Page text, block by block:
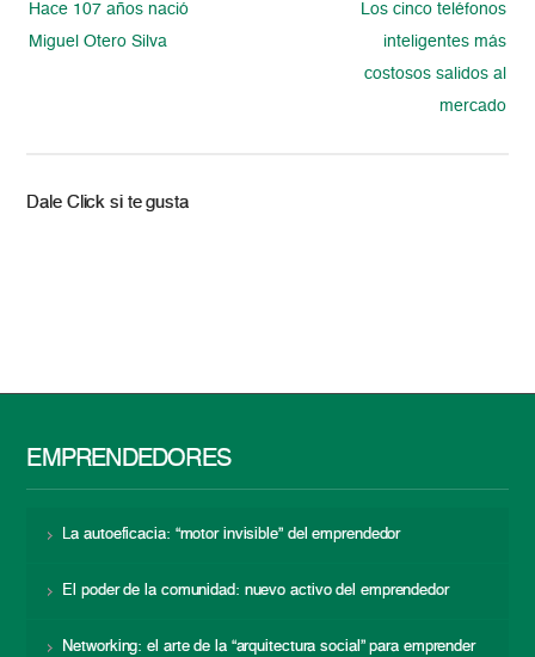
Hace 107 años nació
Miguel Otero Silva
Los cinco teléfonos
inteligentes más
costosos salidos al
mercado
Dale Click si te gusta
EMPRENDEDORES
La autoeficacia: “motor invisible” del emprendedor
El poder de la comunidad: nuevo activo del emprendedor
Networking: el arte de la “arquitectura social” para emprender